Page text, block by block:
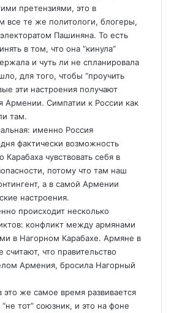
претензиями, это в
все те же политологи, блогеры,
Пашиняна. То есть
в том, что она “кинула”
и чуть ли не спланировала
для того, чтобы “проучить
эти настроения получают
Армении. Симпатии к России как
там.
именно Россия
фактически возможность
чувствовать себя в
потому что там наш
а в самой Армении
настроения.
происходит несколько
конфликт между армянами
в Нагорном Карабахе. Армяне в
считают, что правительство
Армения, бросила Нагорный
же самое время развивается
тот” союзник, и это на фоне